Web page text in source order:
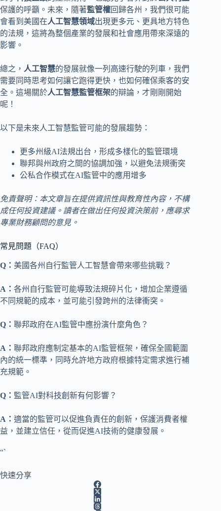
保護的呼籲。未來，隨著監管權回歸各州，我們很可能
會看到美國在人工智慧領域出現更多元、更具地方特色
的法規，這將為整個產業的發展和社會應用帶來深遠的
影響。
總之， 人工智慧的發展就像一列高速行駛的列車，我們
需要同時思考如何讓它跑得更快，也如何確保乘客的安
全。這場關於人工智慧監管框架的辯論，才剛剛開始
呢！
以下是未來人工智慧監管可能的發展趨勢：
更多州級AI法規出台，形成多樣化的監管環境
聯邦與州政府之間的協調加強，以避免法規衝突
公私合作模式在AI監管中的應用增多
免責聲明：本文章旨在提供資訊性與教育性內容，不構
成任何投資建議。讀者在做出任何投資決策前，應尋求
專業財務顧問的意見。
常見問題（FAQ）
Q： 美國各州自行監管人工智慧會帶來哪些挑戰？
A： 各州自行監管可能導致法規碎片化，增加企業遵循
不同規範的成本，並可能引發跨州的法律衝突。
Q： 聯邦政府在AI監管中應扮演什麼角色？
A： 聯邦政府應制定基本的AI監管框架，確保全國範圍
內的統一標準，同時允許地方政府根據特定需求進行補
充規範。
Q： 監管AI對科技創新有何影響？
A： 適當的監管可以促進負責任的創新，保護消費者權
益，並建立信任，從而促進AI技術的健康發展。
“`
快速分享